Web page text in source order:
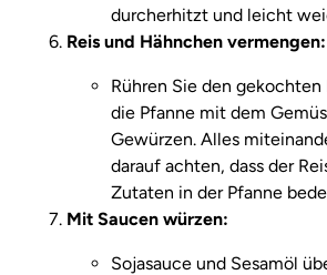
durcherhitzt und leicht
Reis und Hähnchen vermengen:
Rühren Sie den
die Pfanne mit dem
Gewürzen. Alles
darauf achten, dass der
Zutaten in der Pfanne
Mit Saucen würzen:
Sojasauce und Sesamöl